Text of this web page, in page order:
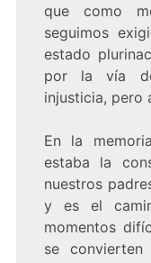
que como
seguimos
estado
por la vía
injusticia, pero
En la
estaba la
nuestros
y es el
momentos
se convierten